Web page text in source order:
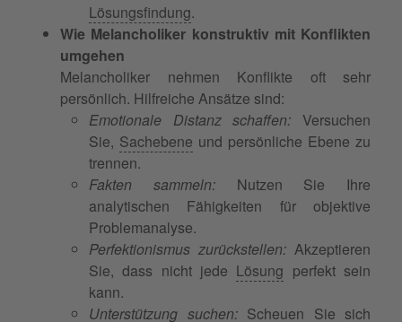
Lösungsfindung.
Wie Melancholiker konstruktiv mit Konflikten
umgehen
Melancholiker nehmen Konflikte oft sehr
persönlich. Hilfreiche Ansätze sind:
Emotionale Distanz schaffen: Versuchen
Sie, Sachebene und persönliche Ebene zu
trennen.
Fakten sammeln:Nutzen Sie Ihre
analytischen Fähigkeiten für objektive
Problemanalyse.
Perfektionismus zurückstellen: Akzeptieren
Sie, dass nicht jede Lösung perfekt sein
kann.
Unterstützung suchen:Scheuen Sie sich